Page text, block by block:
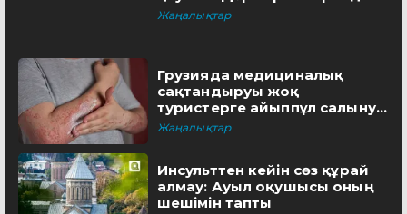
Жаңалықтар
Грузияда медициналық
сақтандыруы жоқ
туристерге айыппұл салынуы
мүмкін
Жаңалықтар
Инсульттен кейін сөз құрай
алмау: Ауыл оқушысы оның
шешімін тапты